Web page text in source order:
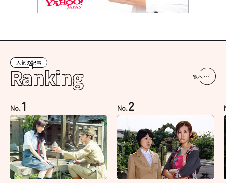
人気の記事
Ranking 一覧へ
No.1 No.2